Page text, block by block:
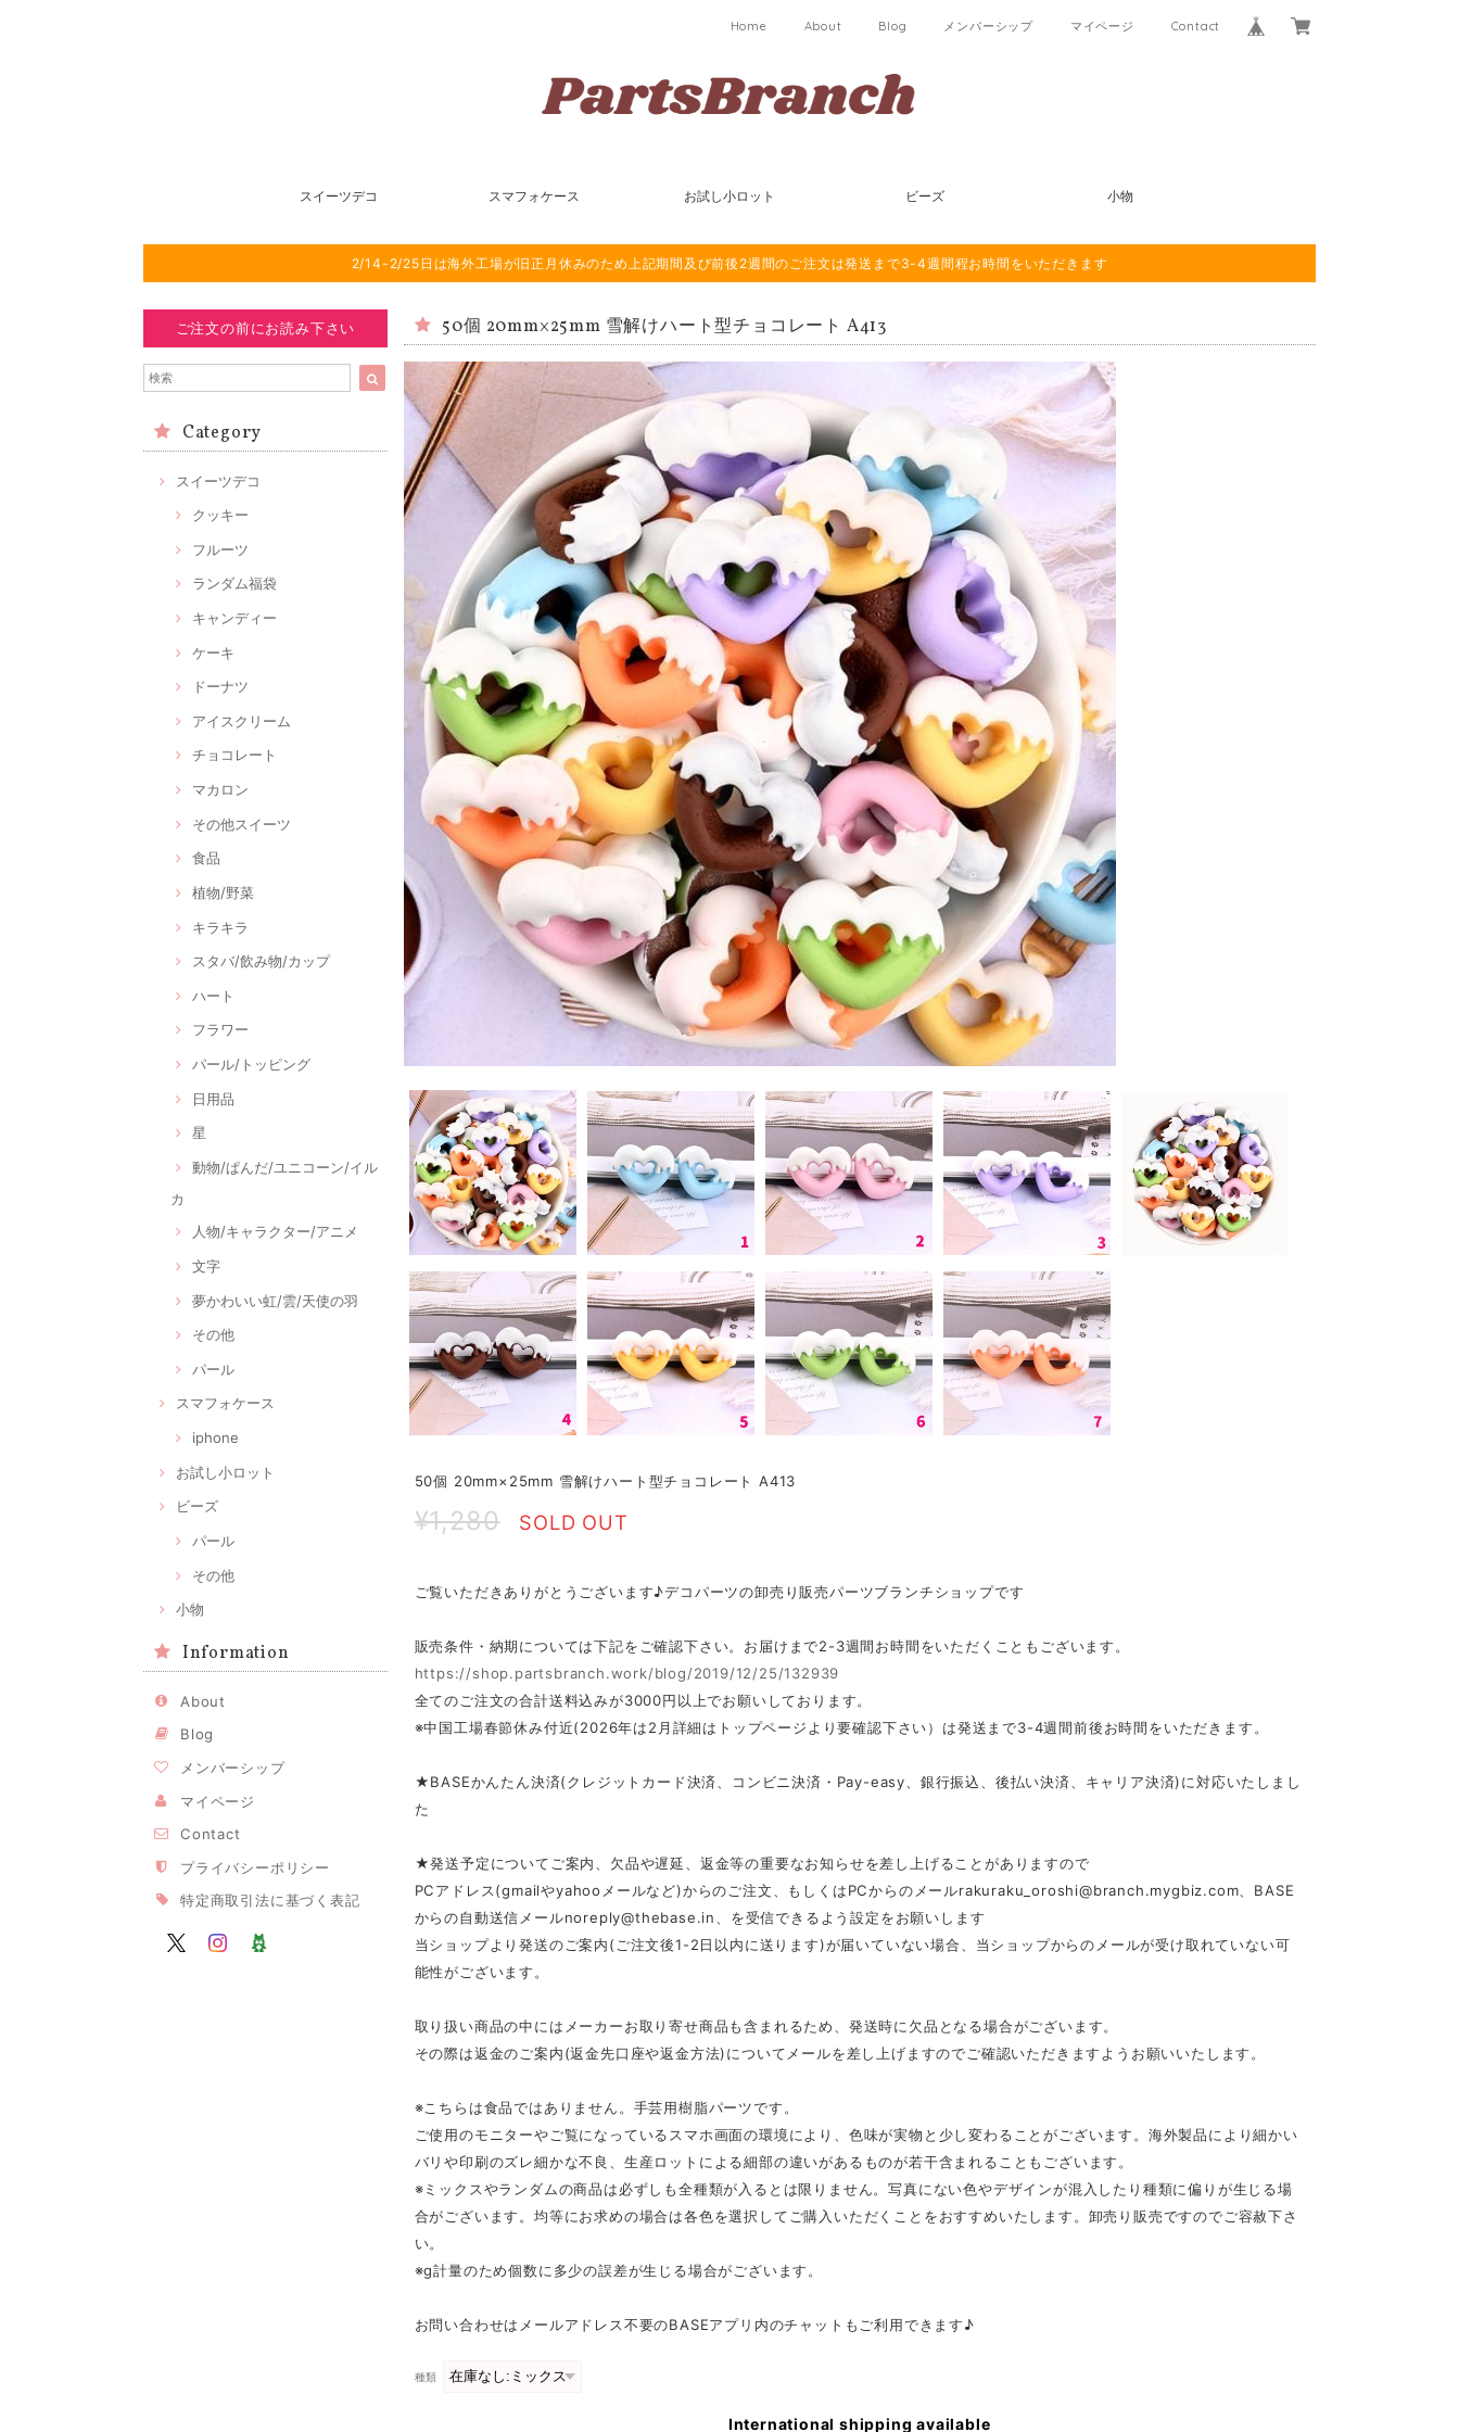
Home About Blog メンバーシップ マイページ Contact
スイーツデコ スマフォケース お試し小ロット ビーズ 小物
2/14-2/25日は海外工場が旧正月休みのため上記期間及び前後2週間のご注文は発送まで3-4週間程お時間をいただきます
ご注文の前にお読み下さい
Category
スイーツデコ
クッキー
フルーツ
ランダム福袋
キャンディー
ケーキ
ドーナツ
アイスクリーム
チョコレート
マカロン
その他スイーツ
食品
植物/野菜
キラキラ
スタバ/飲み物/カップ
ハート
フラワー
パール/トッピング
日用品
星
動物/ぱんだ/ユニコーン/イル
カ
人物/キャラクター/アニメ
文字
夢かわいい虹/雲/天使の羽
その他
パール
スマフォケース
iphone
お試し小ロット
ビーズ
パール
その他
小物
Information
About
Blog
メンバーシップ
マイページ
Contact
プライバシーポリシー
特定商取引法に基づく表記
50個 20mm×25mm 雪解けハート型チョコレート A413
50個 20mm×25mm 雪解けハート型チョコレート A413
¥1,280 SOLD OUT
ご覧いただきありがとうございます♪デコパーツの卸売り販売パーツブランチショップです
販売条件・納期については下記をご確認下さい。お届けまで2-3週間お時間をいただくこともございます。
https://shop.partsbranch.work/blog/2019/12/25/132939
全てのご注文の合計送料込みが3000円以上でお願いしております。
※中国工場春節休み付近(2026年は2月詳細はトップページより要確認下さい）は発送まで3-4週間前後お時間をいただきます。
★BASEかんたん決済(クレジットカード決済、コンビニ決済・Pay-easy、銀行振込、後払い決済、キャリア決済)に対応いたしまし
た
★発送予定についてご案内、欠品や遅延、返金等の重要なお知らせを差し上げることがありますので
PCアドレス(gmailやyahooメールなど)からのご注文、もしくはPCからのメールrakuraku_oroshi@branch.mygbiz.com 、BASE
からの自動送信メールnoreply@thebase.in
、を受信できるよう設定をお願いします
当ショップより発送のご案内(ご注文後1-2日以内に送ります)が届いていない場合、当ショップからのメールが受け取れていない可
能性がございます。
取り扱い商品の中にはメーカーお取り寄せ商品も含まれるため、発送時に欠品となる場合がございます。
その際は返金のご案内(返金先口座や返金方法)についてメールを差し上げますのでご確認いただきますようお願いいたします。
※こちらは食品ではありません。手芸用樹脂パーツです。
ご使用のモニターやご覧になっているスマホ画面の環境により、色味が実物と少し変わることがございます。海外製品により細かい
バリや印刷のズレ細かな不良、生産ロットによる細部の違いがあるものが若干含まれることもございます。
※ミックスやランダムの商品は必ずしも全種類が入るとは限りません。写真にない色やデザインが混入したり種類に偏りが生じる場
合がございます。均等にお求めの場合は各色を選択してご購入いただくことをおすすめいたします。卸売り販売ですのでご容赦下さ
い。
※g計量のため個数に多少の誤差が生じる場合がございます。
お問い合わせはメールアドレス不要のBASEアプリ内のチャットもご利用できます♪
種類
International shipping available